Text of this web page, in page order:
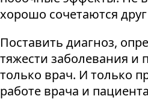
хорошо сочетаются
Поставить диагноз,
тяжести заболевания и
только врач. И только
работе врача и